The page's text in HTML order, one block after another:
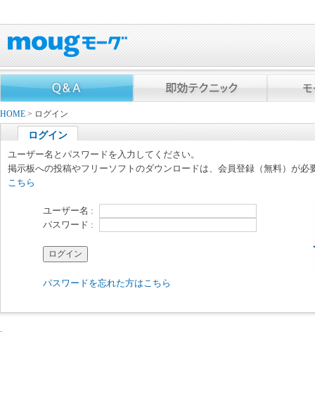
HOME > ログイン
ログイン
ユーザー名とパスワードを入力してください。
掲示板への投稿やフリーソフトのダウンロードは、会員登録（無料）が必
こちら
ユーザー名 :
パスワード :
パスワードを忘れた方はこちら